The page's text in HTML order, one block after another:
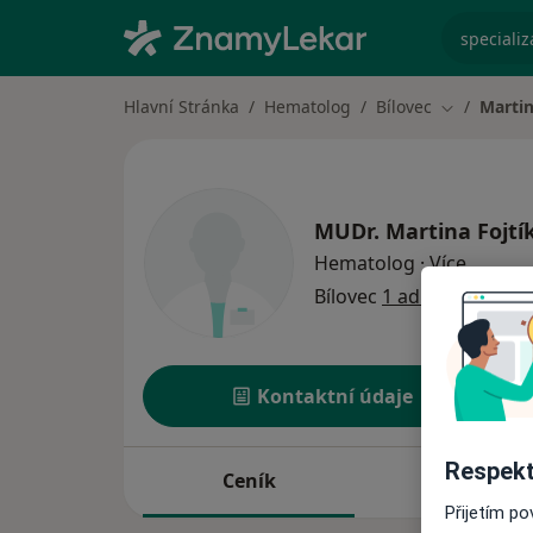
Hlavní Stránka Hematolog Bílovec Změna
MUDr. Martina
Hematolog ·Víceo
Bílovec 1 adresa
Kontaktní údaje
Ceník Adresy
Přijetím